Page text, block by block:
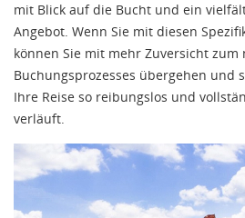
mit Blick auf die Bucht und ein
Angebot. Wenn Sie mit diesen
können Sie mit mehr Zuversicht zum
Buchungsprozesses übergehen und
Ihre Reise so reibungslos und
verläuft.